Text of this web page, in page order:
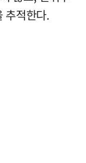
추적한다.